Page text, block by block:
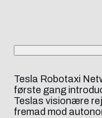
Tesla Robotaxi
første gang
Teslas visionære
fremad mod